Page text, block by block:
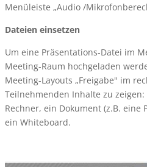
Menüleiste „Audio /
Dateien einsetzen
Um eine Präsentations-Datei im
Meeting-Raum hochgeladen
Meeting-Layouts „Freigabe" im
Teilnehmenden Inhalte zu
Rechner, ein Dokument (z.B.
ein Whiteboard.